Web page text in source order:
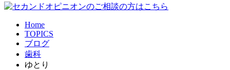
Home
TOPICS
ブログ
歯科
ゆとり